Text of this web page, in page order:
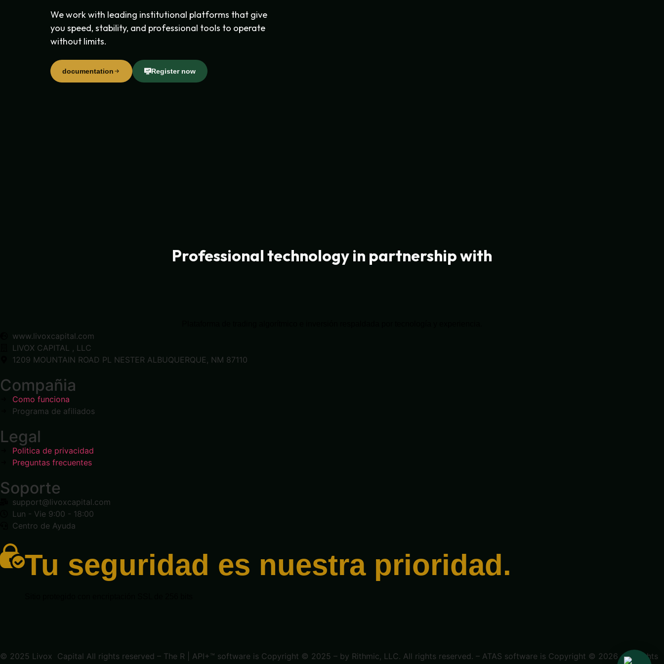
We work with leading institutional platforms that give
you speed, stability, and professional tools to operate
without limits.
documentation Register now
Professional technology in partnership with
www.livoxcapital.com
LIVOX CAPITAL , LLC
1209 MOUNTAIN ROAD PL NESTER ALBUQUERQUE, NM 87110
Compañia
Como funciona
Programa de afiliados
Legal
Politica de privacidad
Preguntas frecuentes
Soporte
support@livoxcapital.com
Lun - Vie 9:00 - 18:00
Centro de Ayuda
Tu seguridad es nuestra prioridad.
© 2025 Livox Capital All rights reserved – The R | API+™ software is Copyright © 2025 – by Rithmic, LLC. All rights reserved. – ATAS software is Copyright © 2026 . All rights